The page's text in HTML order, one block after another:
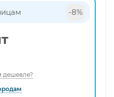
-8%
дешевле?